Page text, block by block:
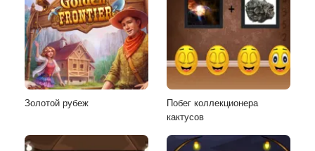
Золотой рубеж
Побег коллекционера
кактусов